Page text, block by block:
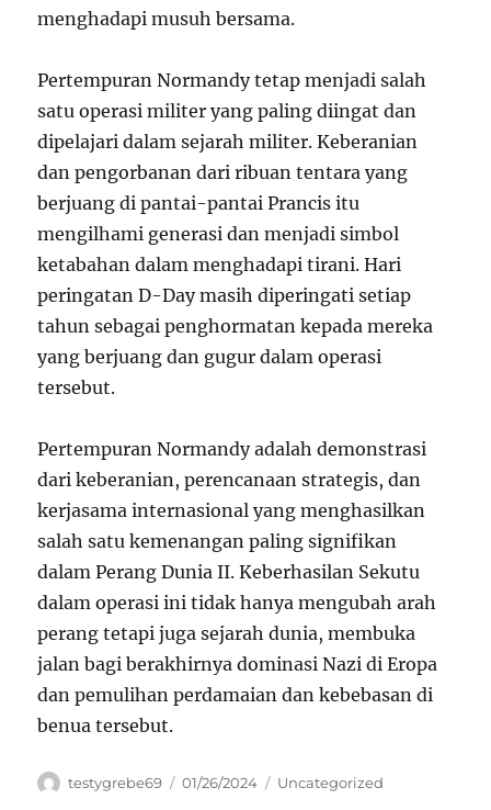
menghadapi musuh bersama.
Pertempuran Normandy tetap menjadi salah
satu operasi militer yang paling diingat dan
dipelajari dalam sejarah militer. Keberanian
dan pengorbanan dari ribuan tentara yang
berjuang di pantai-pantai Prancis itu
mengilhami generasi dan menjadi simbol
ketabahan dalam menghadapi tirani. Hari
peringatan D-Day masih diperingati setiap
tahun sebagai penghormatan kepada mereka
yang berjuang dan gugur dalam operasi
tersebut.
Pertempuran Normandy adalah demonstrasi
dari keberanian, perencanaan strategis, dan
kerjasama internasional yang menghasilkan
salah satu kemenangan paling signifikan
dalam Perang Dunia II. Keberhasilan Sekutu
dalam operasi ini tidak hanya mengubah arah
perang tetapi juga sejarah dunia, membuka
jalan bagi berakhirnya dominasi Nazi di Eropa
dan pemulihan perdamaian dan kebebasan di
benua tersebut.
Author
testygrebe69
Posted
01/26/2024 Categories
Uncategorized